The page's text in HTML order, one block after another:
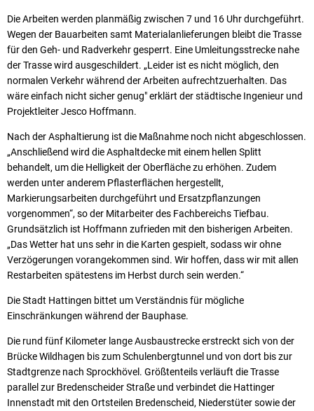
Die Arbeiten werden planmäßig zwischen 7 und 16 Uhr durchgeführt.
Wegen der Bauarbeiten samt Materialanlieferungen bleibt die Trasse
für den Geh- und Radverkehr gesperrt. Eine Umleitungsstrecke nahe
der Trasse wird ausgeschildert. „Leider ist es nicht möglich, den
normalen Verkehr während der Arbeiten aufrechtzuerhalten. Das
wäre einfach nicht sicher genug" erklärt der städtische Ingenieur und
Projektleiter Jesco Hoffmann.
Nach der Asphaltierung ist die Maßnahme noch nicht abgeschlossen.
„Anschließend wird die Asphaltdecke mit einem hellen Splitt
behandelt, um die Helligkeit der Oberfläche zu erhöhen. Zudem
werden unter anderem Pflasterflächen hergestellt,
Markierungsarbeiten durchgeführt und Ersatzpflanzungen
vorgenommen“, so der Mitarbeiter des Fachbereichs Tiefbau.
Grundsätzlich ist Hoffmann zufrieden mit den bisherigen Arbeiten.
„Das Wetter hat uns sehr in die Karten gespielt, sodass wir ohne
Verzögerungen vorangekommen sind. Wir hoffen, dass wir mit allen
Restarbeiten spätestens im Herbst durch sein werden.“
Die Stadt Hattingen bittet um Verständnis für mögliche
Einschränkungen während der Bauphase.
Die rund fünf Kilometer lange Ausbaustrecke erstreckt sich von der
Brücke Wildhagen bis zum Schulenbergtunnel und von dort bis zur
Stadtgrenze nach Sprockhövel. Größtenteils verläuft die Trasse
parallel zur Bredenscheider Straße und verbindet die Hattinger
Innenstadt mit den Ortsteilen Bredenscheid, Niederstüter sowie der